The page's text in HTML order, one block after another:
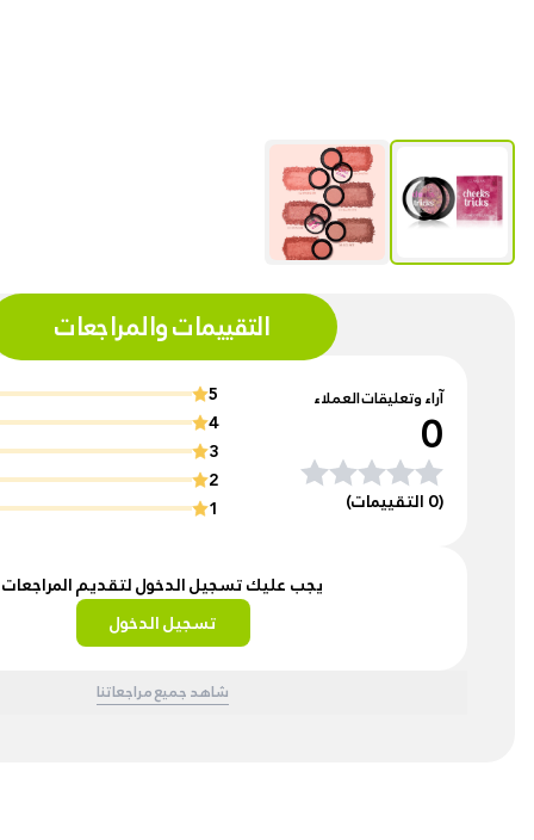
التقييمات والمراجعات
آراء وتعليقات العملاء
0
(0 التقييمات)
5
4
3
2
1
يجب عليك تسجيل الدخول لتقديم المراجعات
تسجيل الدخول
شاهد جميع مراجعاتنا